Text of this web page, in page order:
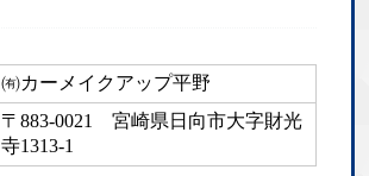
㈲カーメイクアップ平野
〒883-0021宮崎県日向市大字財光
寺1313-1